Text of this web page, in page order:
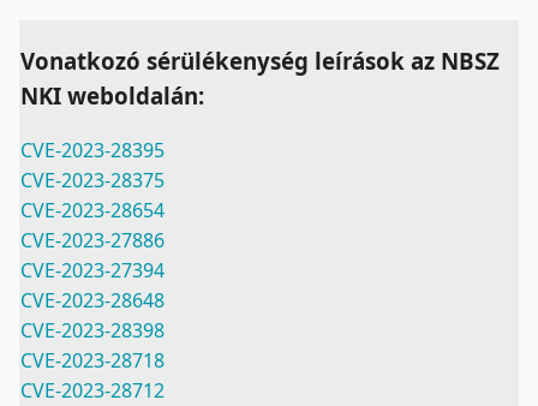
Vonatkozó sérülékenység leírások az NBSZ
NKI weboldalán:
CVE-2023-28395
CVE-2023-28375
CVE-2023-28654
CVE-2023-27886
CVE-2023-27394
CVE-2023-28648
CVE-2023-28398
CVE-2023-28718
CVE-2023-28712